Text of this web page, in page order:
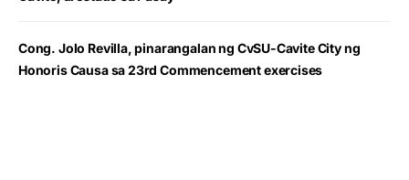
Cong. Jolo Revilla, pinarangalan ng CvSU-Cavite City ng
Honoris Causa sa 23rd Commencement exercises